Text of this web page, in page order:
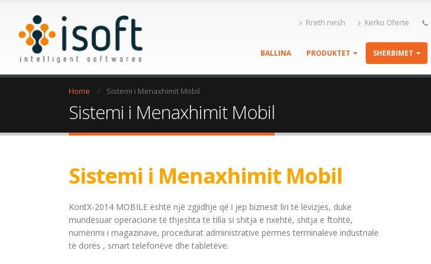
Rreth nesh Kerko Oferte
BALLINA PRODUKTET SHERBIMET
Home Sistemi i Menaxhimit Mobil
Sistemi i Menaxhimit Mobil
Sistemi i Menaxhimit Mobil
KontX-2014 MOBILE është një zgjidhje që i jep biznesit liri të lëvizjes, duke
mundësuar operacione të thjeshta të tilla si shitja e nxehtë, shitja e ftohtë,
numërimi i magazinave, procedurat administrative përmes terminaleve industriale
të dorës , smart telefonëve dhe tabletëve.